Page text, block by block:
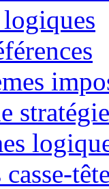
stratégie